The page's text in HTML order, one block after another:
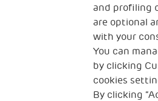
Dirección: Plaza Manuel
28020 Madrid.
and profiling
are optional
with your
You can
by clicking
cookies
By clicking